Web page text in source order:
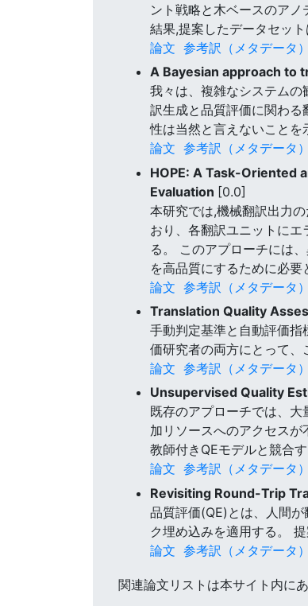
ント戦略と木ベースのア
結果,提案したデータセッ
論文 参考訳（メタデータ）
A Bayesian approach to
我々は、複雑なシステム
訳生成と品質評価に関わ
性は当然と言えないことを
論文 参考訳（メタデータ）
HOPE: A Task-Oriented
Evaluation [0.0]
本研究では,機械翻訳出力
おり、各翻訳ユニットに
る。 このアプローチには
を高品質にするために必要
論文 参考訳（メタデータ）
Translation Quality
手動判定基準と自動評価
価研究者の両方にとって、
論文 参考訳（メタデータ）
Unsupervised Quality
既存のアプローチでは、
加リソースへのアクセス
教師付きQEモデルと競合す
論文 参考訳（メタデータ）
Revisiting Round-Trip
品質評価(QE)とは、人間
ク埋め込みを適用する。
論文 参考訳（メタデータ）
関連論文リストは本サイト内に